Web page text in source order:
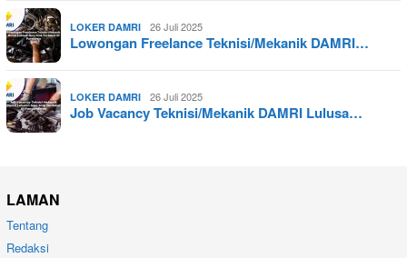
LOKER DAMRI 26 Juli 2025
Lowongan Freelance Teknisi/Mekanik DAMRI…
LOKER DAMRI 26 Juli 2025
Job Vacancy Teknisi/Mekanik DAMRI Lulusa…
LAMAN
Tentang
Redaksi